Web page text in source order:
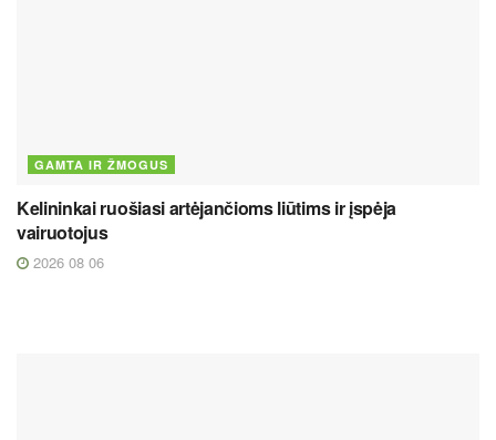
GAMTA IR ŽMOGUS
Kelininkai ruošiasi artėjančioms liūtims ir įspėja
vairuotojus
2026 08 06